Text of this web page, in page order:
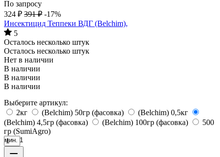
По запросу
324 ₽ 391 ₽ -17%
Инсектицид Теппеки ВДГ (Belchim),
5
Осталось несколько штук
Осталось несколько штук
Нет в наличии
В наличии
В наличии
В наличии
Выберите артикул:
2кг
(Belchim) 50гр (фасовка)
(Belchim) 0,5кг
(Belchim) 4,5гр (фасовка)
(Belchim) 100гр (фасовка)
500
гр (SumiAgro)
мин. 1